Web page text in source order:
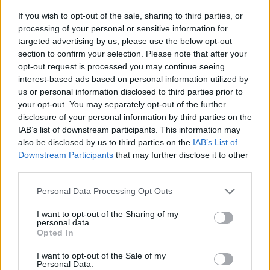
If you wish to opt-out of the sale, sharing to third parties, or
processing of your personal or sensitive information for
targeted advertising by us, please use the below opt-out
section to confirm your selection. Please note that after your
opt-out request is processed you may continue seeing
interest-based ads based on personal information utilized by
us or personal information disclosed to third parties prior to
your opt-out. You may separately opt-out of the further
disclosure of your personal information by third parties on the
IAB’s list of downstream participants. This information may
also be disclosed by us to third parties on the IAB’s List of
Downstream Participants that may further disclose it to other
Personal Data Processing Opt Outs
I want to opt-out of the Sharing of my
personal data.
Opted In
I want to opt-out of the Sale of my
Personal Data.
“Po ngrihet një ministri
paralele e Shëndetësisë”/
Këlliçi: Projektligji i
shtatorit i hap rrugë
monopolit, SPAK të
ndërhyjë
Infermierja shqiptare në
Itali shpërthen në lot në
protestë: Pacientët
detyrohen të kërkojnë
kurim jashtë vendit
Osman Stafa thirrje
Mbi partitë të vendosim
Shqipërinë, ka ardhur
koha e brezit të ri
Don Xhoni i kthehet
ashpër një personi në
publik, çfarë ndodhi me